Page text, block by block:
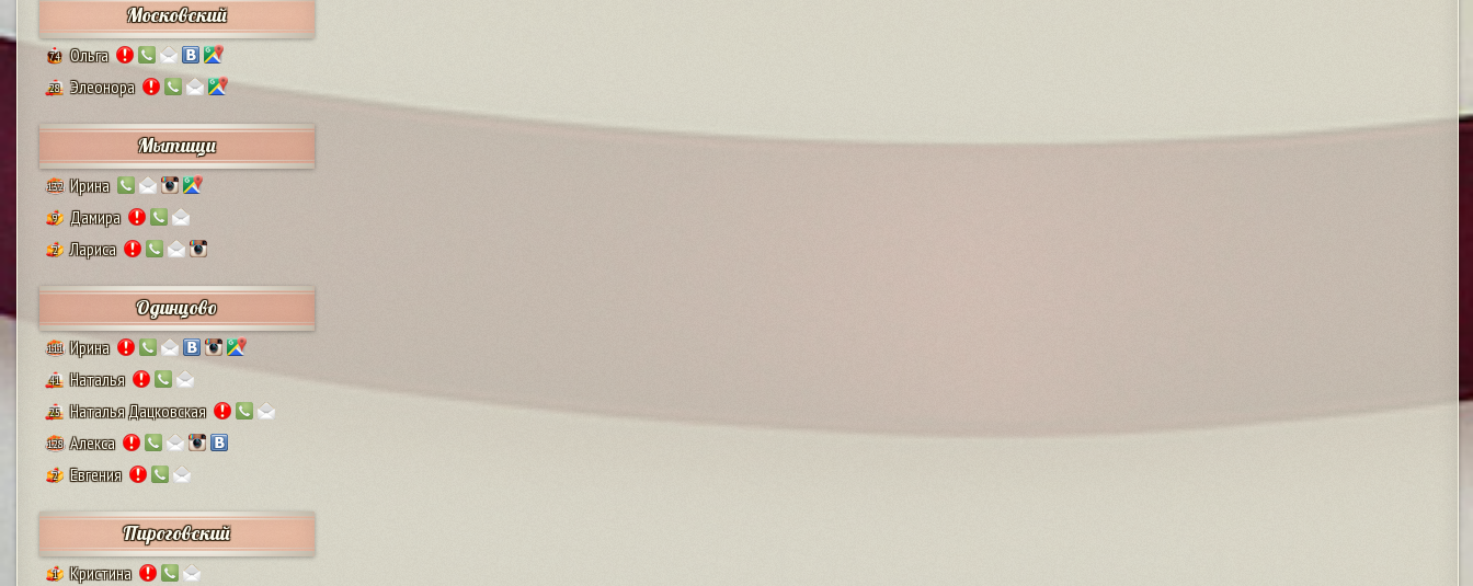
Московский
74 Ольга
28 Элеонора
Мытищи
132 Ирина
9 Дамира
2 Лариса
Одинцово
111 Ирина
41 Наталья
25 Наталья Дацковская
128 Алекса
2 Евгения
Пироговский
1 Кристина